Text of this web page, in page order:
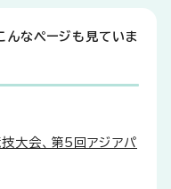
んなページも見ていま
大会、第5回アジアパ